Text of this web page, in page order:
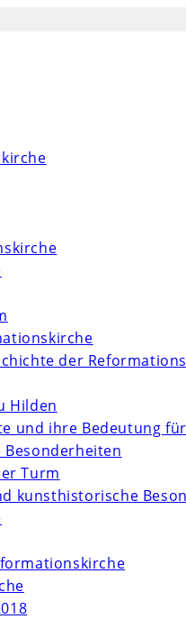
der
Hilden
und ihre Bedeutung
Besonderheiten
Turm
kunsthistorische